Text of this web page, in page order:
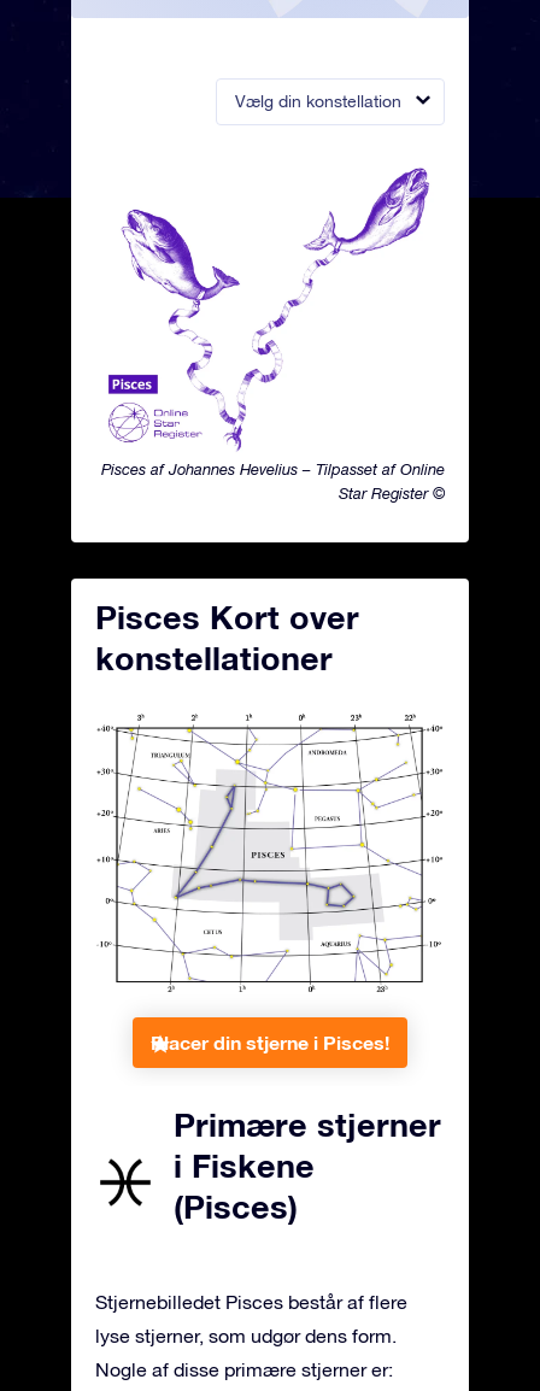
Vælg din konstellation
Pisces af Johannes Hevelius – Tilpasset af Online
Star Register ©
Pisces Kort over
konstellationer
Placer din stjerne i Pisces!
Primære stjerner
i Fiskene
(Pisces)
Stjernebilledet Pisces består af flere
lyse stjerner, som udgør dens form.
Nogle af disse primære stjerner er: